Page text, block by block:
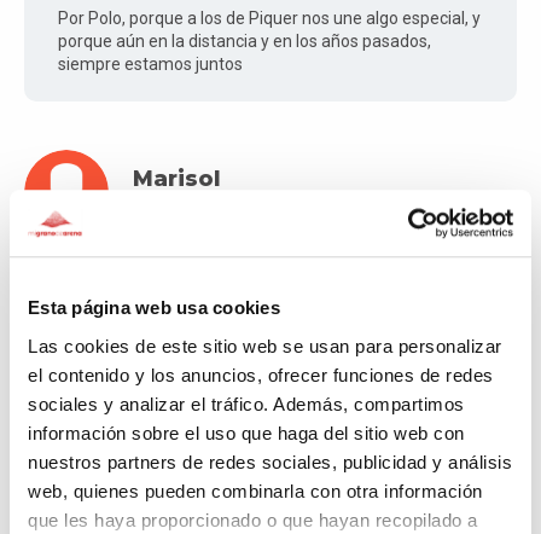
Esta página web usa cookies
Las cookies de este sitio web se usan para personalizar
el contenido y los anuncios, ofrecer funciones de redes
sociales y analizar el tráfico. Además, compartimos
información sobre el uso que haga del sitio web con
nuestros partners de redes sociales, publicidad y análisis
web, quienes pueden combinarla con otra información
que les haya proporcionado o que hayan recopilado a
Por Polo, porque a los de Piquer nos une algo especial, y
porque aún en la distancia y en los años pasados,
siempre estamos juntos
Marisol
Raquel
2,112 days ago
Por Polo, por los viejos tiempos y sobre todo para seguir
con la lucha del bicho.